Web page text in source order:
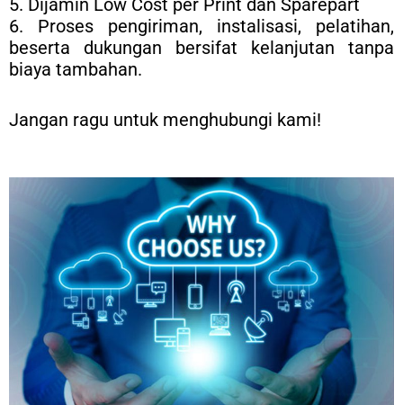
6. Proses pengiriman, instalisasi, pelatihan,
beserta dukungan bersifat kelanjutan tanpa
biaya tambahan.
Jangan ragu untuk menghubungi kami!